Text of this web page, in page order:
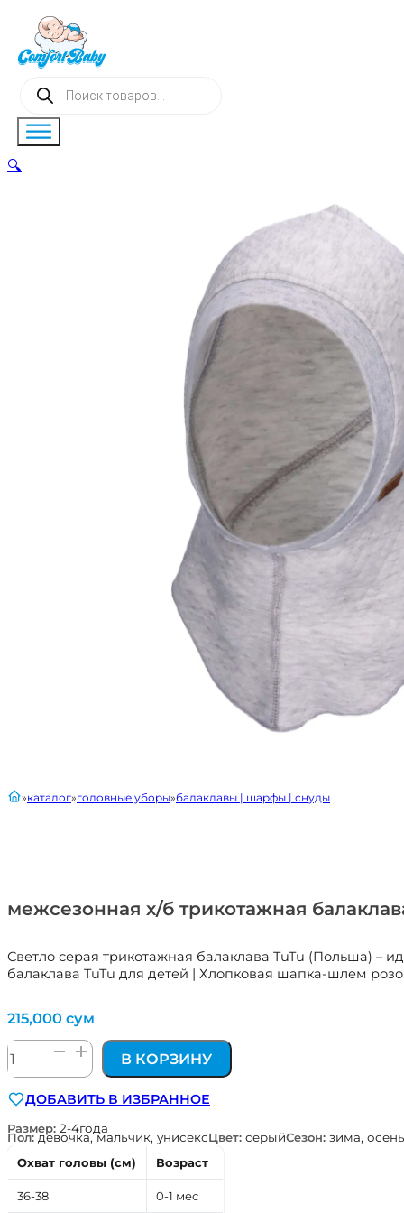
Поиск
товаров
межсезонная х/б трикотажная
Светло серая трикотажная балаклава TuTu (Польша) –
балаклава TuTu для детей | Хлопковая шапка-шлем
главнаякаталог головные уборы балаклавы | шарфы | снуды
215,000 сум
Количество
товара
х/
б
трикотажная
балаклава
для
детей
В КОРЗИНУ
ДОБАВИТЬ В ИЗБРАННОЕ
Размер: 2-4года
Пол:девочка, мальчик, унисексЦвет: серыйСезон: зима, осень
Охват головы (см)
Возраст
36-38 0-1 мес
🔍